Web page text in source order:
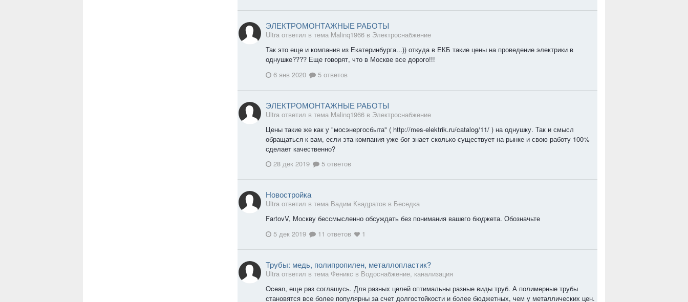
ЭЛЕКТРОМОНТАЖНЫЕ РАБОТЫ
Ultra ответил в тема Malinq1966 в Электроснабжение
Так это еще и компания из Екатеринбурга...)) откуда в ЕКБ такие цены на проведение электрики в
однушке???? Еще говорят, что в Москве все дорого!!!
6 янв 2020
5 ответов
ЭЛЕКТРОМОНТАЖНЫЕ РАБОТЫ
Ultra ответил в тема Malinq1966 в Электроснабжение
Цены такие же как у "мосэнергосбыта" ( http://mes-elektrik.ru/catalog/11/ ) на однушку. Так и смысл
обращаться к вам, если эта компания уже бог знает сколько существует на рынке и свою работу 100%
сделает качественно?
28 дек 2019
5 ответов
Новостройка
Ultra ответил в тема Вадим Квадратов в Беседка
FartovV, Москву бессмысленно обсуждать без понимания вашего бюджета. Обозначьте
5 дек 2019
11 ответов 1
Трубы: медь, полипропилен, металлопластик?
Ultra ответил в тема Феникс в Водоснабжение, канализация
Ocean, еще раз соглашусь. Для разных целей оптимальны разные виды труб. А полимерные трубы
становятся все более популярны за счет долгостойкости и более бюджетных, чем у металлических цен.